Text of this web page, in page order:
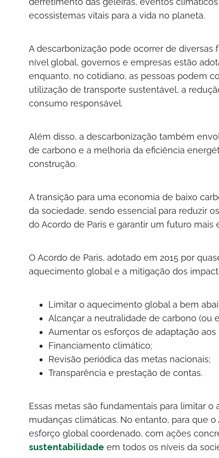
ecossistemas vitais para a vida no planeta.
A descarbonização pode ocorrer de
nível global, governos e empresas estão
enquanto, no cotidiano, as pessoas podem
utilização de transporte sustentável, a
consumo responsável.
Além disso, a descarbonização também
de carbono e a melhoria da eficiência
construção.
A transição para uma economia de baixo
da sociedade, sendo essencial para reduzir
do Acordo de Paris e garantir um futuro
O Acordo de Paris, adotado em 2015 por
aquecimento global e a mitigação dos
Limitar o aquecimento global a bem
Alcançar a neutralidade de carbono (ou
Aumentar os esforços de adaptação
Financiamento climático;
Revisão periódica das metas nacionais;
Transparência e prestação de contas.
Essas metas são fundamentais para limitar
mudanças climáticas. No entanto, para que
esforço global coordenado, com ações
sustentabilidade em todos os níveis da